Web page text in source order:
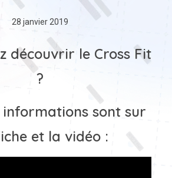
28 janvier 2019
découvrir le Cross Fit
?
informations sont sur
et la vidéo :